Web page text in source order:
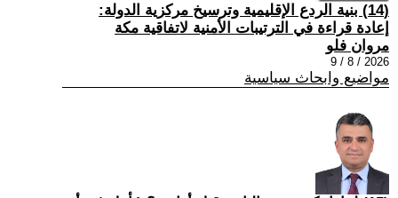
(14) بنية الردع الإقليمية وترسيخ مركزية الدولة:
إعادة قراءة في الترتيبات الأمنية لاتفاقية مكة
مروان فلو
2026 / 8 / 9
مواضيع وابحاث سياسية